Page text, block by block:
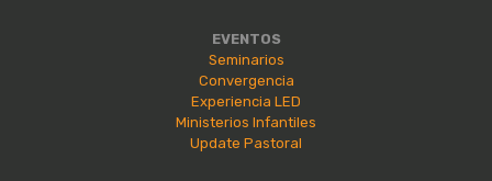
EVENTOS
Seminarios
Convergencia
Experiencia LED
Ministerios Infantiles
Update Pastoral